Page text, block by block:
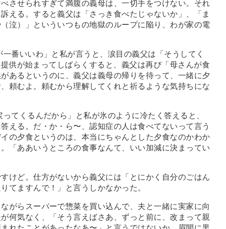
させられすぎて満腹の義母は、一切手をつけない。それ
える。すると義父は「さっき食べたじゃないか」、「ま
泣）」といういつもの地獄のループに陥り、わが家の電
番いいわ」と私が言うと、涙目の義父は「そうしてく
供が始まってしばらくすると、義父は再び「母さんが食
あるというのに、義父は義母の帰りを待って、一緒に夕
頼むよ。頼むから理解してくれと祈るような気持ちにな
てくるんだから」と私が氷のように冷たく答えると、
える。だ・か・ら〜、認知症の人は食べてないって言う
の夕食というのは、本当にちゃんとした夕食なのかわか
「ああいうところの食事なんて、いい加減に決まってい
ど。仕方がないから義父には「とにかく自分のごはん
てますんで！」と言うしかなかった。
がらスーパーで惣菜を買い込んで、夫と一緒に実家に向
何気なく、「そう言えばさあ、ずっと前に、改まって親